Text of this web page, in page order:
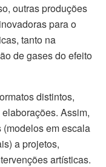
outras produções
para o
tanto na
de gases do efeito
distintos,
Assim,
em escala
a projetos,
artísticas.